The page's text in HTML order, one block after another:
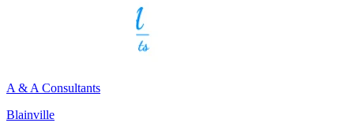
A & A Consultants
Blainville